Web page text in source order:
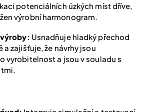
potenciálních úzkých míst dříve,
výrobní harmonogram.
výroby: Usnadňuje hladký přechod
a zajišťuje, že návrhy jsou
vyrobitelnost a jsou v souladu s